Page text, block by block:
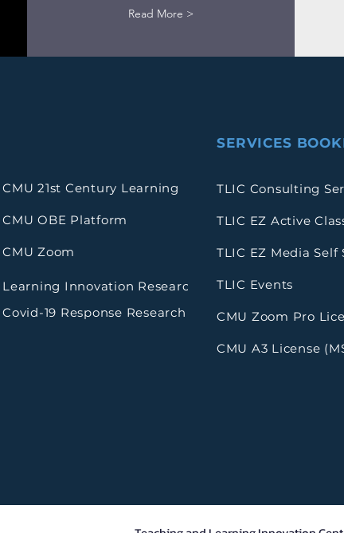
Read More >
CMU 21st Century Learning
CMU OBE Platform
CMU Zoom
Learning Innovation Research
Covid-19 Response Research
SERVICES
TLIC Consulting
TLIC EZ Active
TLIC EZ Media Self
TLIC Events
CMU Zoom Pro
CMU A3 License